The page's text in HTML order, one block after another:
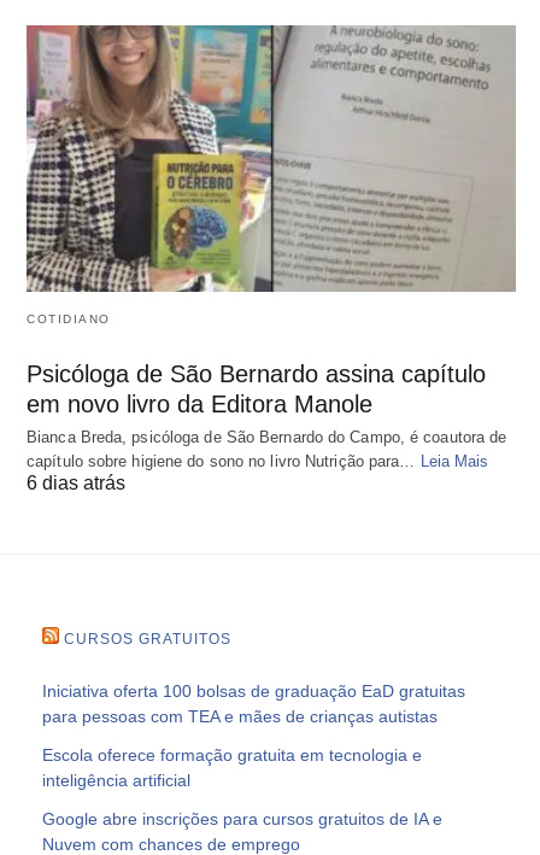
COTIDIANO
Psicóloga de São Bernardo assina capítulo
em novo livro da Editora Manole
Bianca Breda, psicóloga de São Bernardo do Campo, é coautora de
capítulo sobre higiene do sono no livro Nutrição para…
Leia Mais
6 dias atrás
CURSOS GRATUITOS
Iniciativa oferta 100 bolsas de graduação EaD gratuitas
para pessoas com TEA e mães de crianças autistas
Escola oferece formação gratuita em tecnologia e
inteligência artificial
Google abre inscrições para cursos gratuitos de IA e
Nuvem com chances de emprego